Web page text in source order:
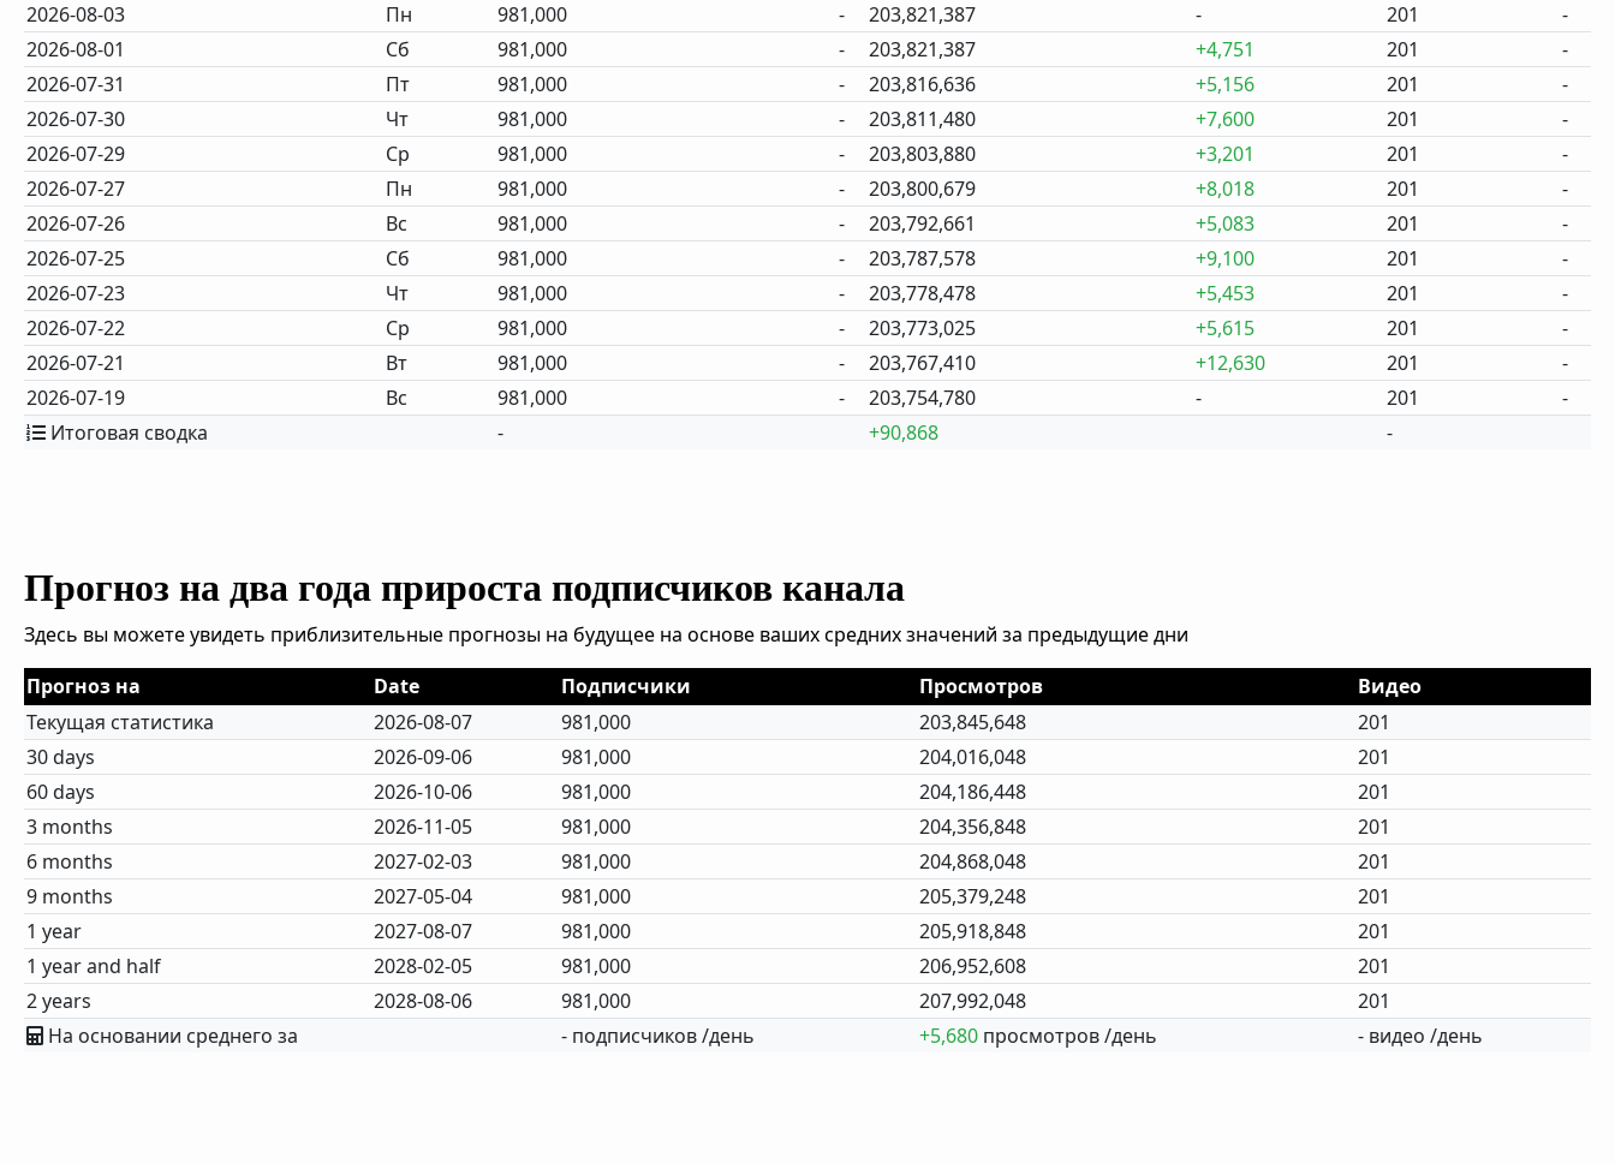
2026-08-03
Пн 981,000 - 203,821,387 - 201
-
2026-08-01
Сб 981,000 - 203,821,387 +4,751 201
-
2026-07-31
Пт 981,000 - 203,816,636 +5,156 201
-
2026-07-30
Чт 981,000 - 203,811,480 +7,600 201
-
2026-07-29
Ср 981,000 - 203,803,880 +3,201 201
-
2026-07-27
Пн 981,000 - 203,800,679 +8,018 201
-
2026-07-26
Вс 981,000 - 203,792,661 +5,083 201
-
2026-07-25
Сб 981,000 - 203,787,578 +9,100 201
-
2026-07-23
Чт 981,000 - 203,778,478 +5,453 201
-
2026-07-22
Ср 981,000 - 203,773,025 +5,615 201
-
2026-07-21
Вт 981,000 - 203,767,410 +12,630 201
-
2026-07-19
Вс 981,000 - 203,754,780 - 201
-
Итоговая сводка
- +90,868 -
Прогноз на два года прироста подписчиков канала
Здесь вы можете увидеть приблизительные прогнозы на будущее на основе ваших средних значений за предыдущие дни
Прогноз на
Date Подписчики Просмотров
Видео
Текущая статистика
2026-08-07 981,000 203,845,648
201
30 days
2026-09-06 981,000 204,016,048
201
60 days
2026-10-06 981,000 204,186,448
201
3 months
2026-11-05 981,000 204,356,848
201
6 months
2027-02-03 981,000 204,868,048
201
9 months
2027-05-04 981,000 205,379,248
201
1 year
2027-08-07 981,000 205,918,848
201
1 year and half
2028-02-05 981,000 206,952,608
201
2 years
2028-08-06 981,000 207,992,048
201
На основании среднего за
- подписчиков /день +5,680 просмотров /день - видео /день